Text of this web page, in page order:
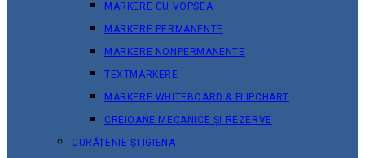
MARKERE CU VOPSEA
MARKERE PERMANENTE
MARKERE NONPERMANENTE
TEXTMARKERE
MARKERE WHITEBOARD & FLIPCHART
CREIOANE MECANICE ȘI REZERVE
CURĂȚENIE ȘI IGIENA